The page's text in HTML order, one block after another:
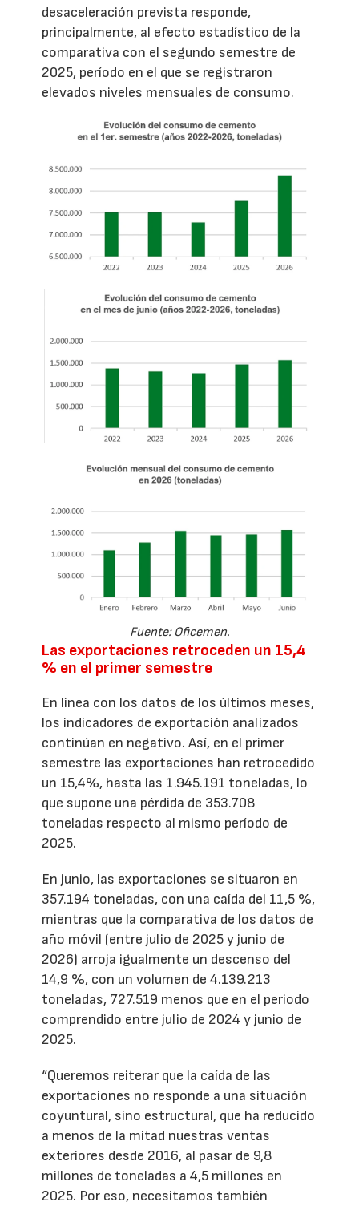
desaceleración prevista responde,
principalmente, al efecto estadístico de la
comparativa con el segundo semestre de
2025, período en el que se registraron
elevados niveles mensuales de consumo.
Fuente: Oficemen.
Las exportaciones retroceden un 15,4
% en el primer semestre
En línea con los datos de los últimos meses,
los indicadores de exportación analizados
continúan en negativo. Así, en el primer
semestre las exportaciones han retrocedido
un 15,4%, hasta las 1.945.191 toneladas, lo
que supone una pérdida de 353.708
toneladas respecto al mismo período de
2025.
En junio, las exportaciones se situaron en
357.194 toneladas, con una caída del 11,5 %,
mientras que la comparativa de los datos de
año móvil (entre julio de 2025 y junio de
2026) arroja igualmente un descenso del
14,9 %, con un volumen de 4.139.213
toneladas, 727.519 menos que en el periodo
comprendido entre julio de 2024 y junio de
2025.
“Queremos reiterar que la caída de las
exportaciones no responde a una situación
coyuntural, sino estructural, que ha reducido
a menos de la mitad nuestras ventas
exteriores desde 2016, al pasar de 9,8
millones de toneladas a 4,5 millones en
2025. Por eso, necesitamos también